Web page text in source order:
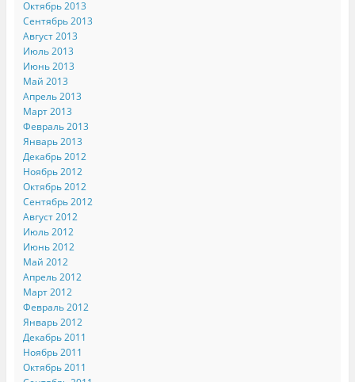
Октябрь 2013
Сентябрь 2013
Август 2013
Июль 2013
Июнь 2013
Май 2013
Апрель 2013
Март 2013
Февраль 2013
Январь 2013
Декабрь 2012
Ноябрь 2012
Октябрь 2012
Сентябрь 2012
Август 2012
Июль 2012
Июнь 2012
Май 2012
Апрель 2012
Март 2012
Февраль 2012
Январь 2012
Декабрь 2011
Ноябрь 2011
Октябрь 2011